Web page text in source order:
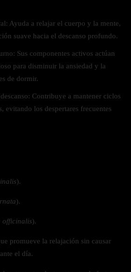
Ayuda a relajar el cuerpo y la mente,
suave hacia el descanso profundo.
Sus componentes activos actúan
para disminuir la ansiedad y la
de dormir.
Contribuye a mantener ciclos
evitando los despertares frecuentes
).
).
officinalis).
promueve la relajación sin causar
el día.